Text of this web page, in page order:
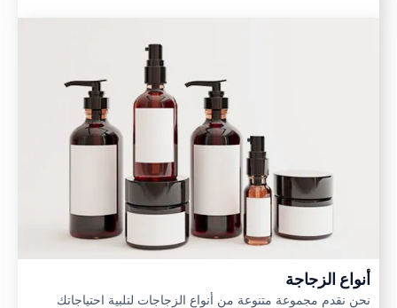
أنواع الزجاجة
نحن نقدم مجموعة متنوعة من أنواع الزجاجات لتلبية احتياجاتك